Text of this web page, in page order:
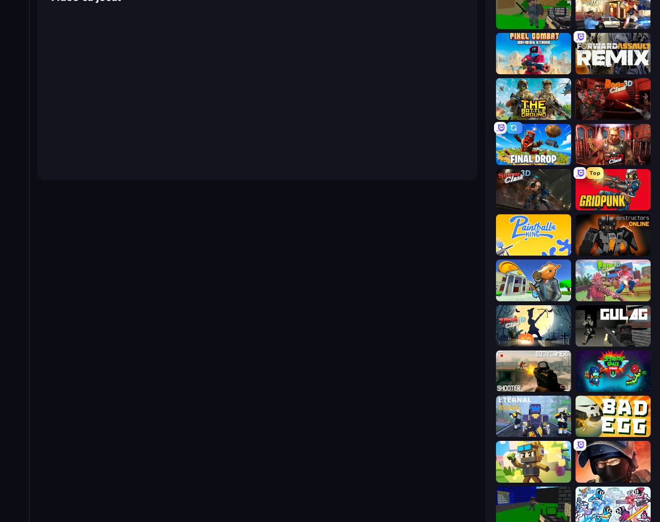
Crazy Pixel Apocalypse Vegas Clash 3D
Pixel Combat: Zombies Strike Forward Assault Remix
The Battleground Rocket Clash 3D
Final Drop Subway Clash 2
Subway Clash Remastered
Top
Paintball King Destructors Online
Bank Robbery 3 Farm Clash 3D
Zombie Clash 3D: Halloween Gulag
BodyCamera Shooter Zombie Space Episode 2
Eternal Road Bad Egg
Pixel Shooter Bullet Force